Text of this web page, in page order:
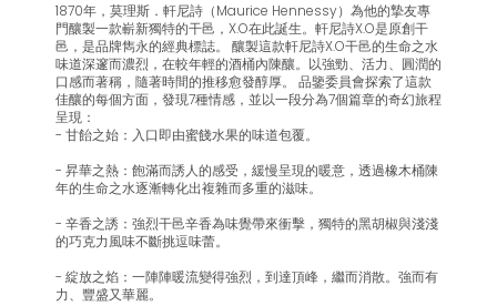
1870年，莫理斯．軒尼詩（Maurice Hennessy）為他的摯友專
門釀製一款嶄新獨特的干邑，X.O在此誕生。軒尼詩X.O是原創干
邑，是品牌雋永的經典標誌。 釀製這款軒尼詩X.O干邑的生命之水
味道深邃而濃烈，在較年輕的酒桶內陳釀。以強勁、活力、圓潤的
口感而著稱，隨著時間的推移愈發醇厚。 品鑒委員會探索了這款
佳釀的每個方面，發現7種情感，並以一段分為7個篇章的奇幻旅程
呈現：
- 甘飴之始：入口即由蜜餞水果的味道包覆。
- 昇華之熱：飽滿而誘人的感受，緩慢呈現的暖意，透過橡木桶陳
年的生命之水逐漸轉化出複雜而多重的滋味。
- 辛香之誘：強烈干邑辛香為味覺帶來衝擊，獨特的黑胡椒與淺淺
的巧克力風味不斷挑逗味蕾。
- 綻放之焰：一陣陣暖流變得強烈，到達頂峰，繼而消散。強而有
力、豐盛又華麗。